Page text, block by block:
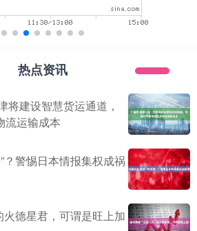
热点资讯
将建设智慧货运通道，
流运输成本
？警惕日本情报集权成祸
火德星君，可谓是旺上加